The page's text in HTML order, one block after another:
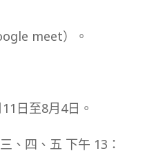
meet）。
日至8月4日。
、四、五 下午 13：